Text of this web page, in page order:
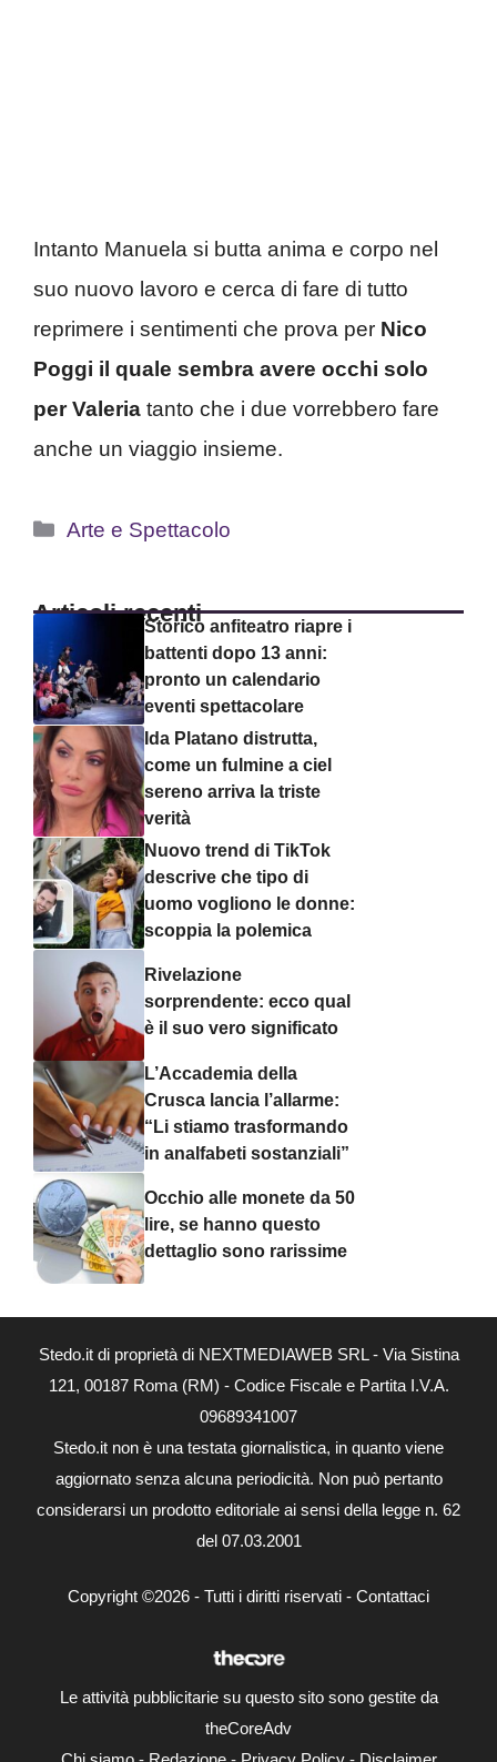
Intanto Manuela si butta anima e corpo nel
suo nuovo lavoro e cerca di fare di tutto
reprimere i sentimenti che prova per Nico
Poggi il quale sembra avere occhi solo
per Valeria tanto che i due vorrebbero fare
anche un viaggio insieme.
Categorie
Arte e Spettacolo
Articoli recentiStorico anfiteatro riapre i
battenti dopo 13 anni:
pronto un calendario
eventi spettacolare
Ida Platano distrutta,
come un fulmine a ciel
sereno arriva la triste
verità
Nuovo trend di TikTok
descrive che tipo di
uomo vogliono le donne:
scoppia la polemica
Rivelazione
sorprendente: ecco qual
è il suo vero significato
L’Accademia della
Crusca lancia l’allarme:
“Li stiamo trasformando
in analfabeti sostanziali”
Occhio alle monete da 50
lire, se hanno questo
dettaglio sono rarissime
Stedo.it di proprietà di NEXTMEDIAWEB SRL - Via Sistina
121, 00187 Roma (RM) - Codice Fiscale e Partita I.V.A.
09689341007
Stedo.it non è una testata giornalistica, in quanto viene
aggiornato senza alcuna periodicità. Non può pertanto
considerarsi un prodotto editoriale ai sensi della legge n. 62
del 07.03.2001
Copyright ©2026 - Tutti i diritti riservati - Contattaci
Le attività pubblicitarie su questo sito sono gestite da
theCoreAdv